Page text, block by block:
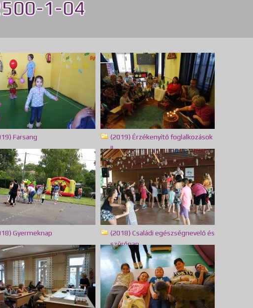
Farsang
(2019) Érzékenyítő foglalkozások
II. (14)
Gyermeknap
(2018) Családi egészségnevelő és
szűrőnap (161)